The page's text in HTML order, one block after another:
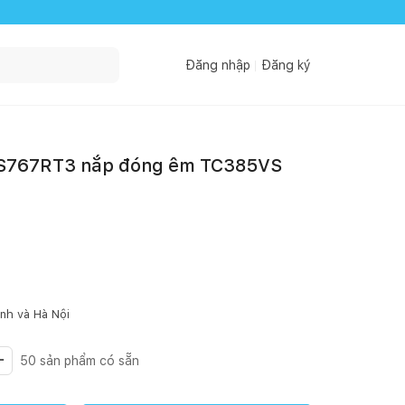
Đăng nhập Đăng ký
nắp đóng êm TC385VS
và Hà Nội
50 sản phẩm có sẵn